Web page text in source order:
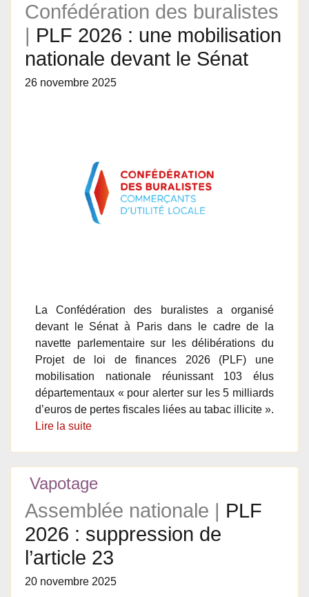
Confédération des buralistes
PLF 2026 : une mobilisation
nationale devant le Sénat
26 novembre 2025
La Confédération des buralistes a organisé
devant le Sénat à Paris dans le cadre de la
navette parlementaire sur les délibérations du
Projet de loi de finances 2026 (PLF) une
mobilisation nationale réunissant 103 élus
départementaux « pour alerter sur les 5 milliards
d’euros de pertes fiscales liées au tabac illicite ».
Lire la suite
Vapotage
Assemblée nationale | PLF
2026 : suppression de
l’article 23
20 novembre 2025